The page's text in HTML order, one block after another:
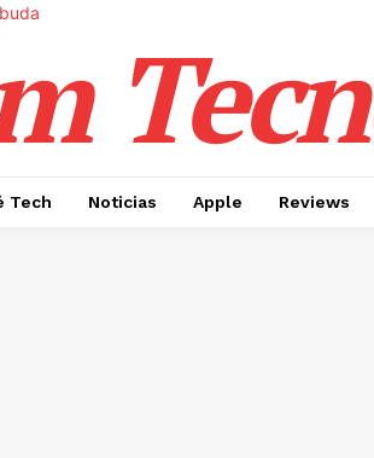
Tech Noticias Apple Reviews